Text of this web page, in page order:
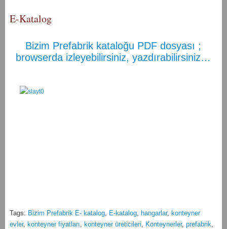
E-Katalog
Bizim Prefabrik kataloğu PDF dosyası ;
browserda izleyebilirsiniz, yazdırabilirsiniz…
Tags: Bizim Prefabrik E- katalog, E-katalog, hangarlar, konteyner
evler, konteyner fiyatları, konteyner üreticileri, Konteynerler, prefabrik,